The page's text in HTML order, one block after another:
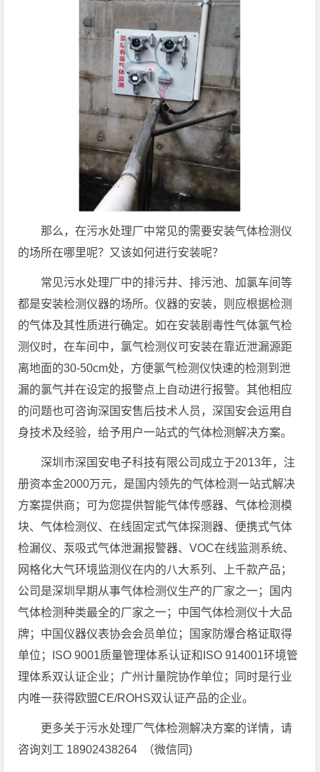
那么，在污水处理厂中常见的需要安装气体检测仪
的场所在哪里呢？又该如何进行安装呢？
常见污水处理厂中的排污井、排污池、加氯车间等
都是安装检测仪器的场所。仪器的安装，则应根据检测
的气体及其性质进行确定。如在安装剧毒性气体氯气检
测仪时，在车间中，氯气检测仪可安装在靠近泄漏源距
离地面的30-50cm处，方便氯气检测仪快速的检测到泄
漏的氯气并在设定的报警点上自动进行报警。其他相应
的问题也可咨询深国安售后技术人员，深国安会运用自
身技术及经验，给予用户一站式的气体检测解决方案。
深圳市深国安电子科技有限公司成立于2013年，注
册资本金2000万元，是国内领先的气体检测一站式解决
方案提供商；可为您提供智能气体传感器、气体检测模
块、气体检测仪、在线固定式气体探测器、便携式气体
检漏仪、泵吸式气体泄漏报警器、VOC在线监测系统、
网格化大气环境监测仪在内的八大系列、上千款产品；
公司是深圳早期从事气体检测仪生产的厂家之一；国内
气体检测种类最全的厂家之一；中国气体检测仪十大品
牌；中国仪器仪表协会会员单位；国家防爆合格证取得
单位；ISO 9001质量管理体系认证和ISO 914001环境管
理体系双认证企业；广州计量院协作单位；同时是行业
内唯一获得欧盟CE/ROHS双认证产品的企业。
更多关于污水处理厂气体检测解决方案的详情，请
咨询刘工 18902438264 （微信同)